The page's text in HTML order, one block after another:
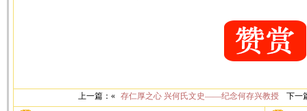
上一篇：« 存仁厚之心 兴何氏文史——纪念何存兴教授 下一